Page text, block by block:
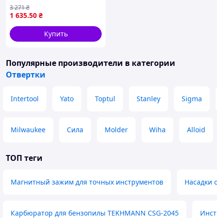
демонтажа крепежа
1 635.50 ₴
3 271₴
Купить
Популярные производители в категории
Отвертки
Intertool Yato Toptul Stanley Sigma
Milwaukee Сила Molder Wiha Alloid
ТОП теги
Магнитный зажим для точных инструментов Насадки
Карбюратор для бензопилы TEKHMANN CSG-2045